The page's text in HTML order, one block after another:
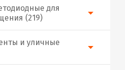
и уличные
для
(219)